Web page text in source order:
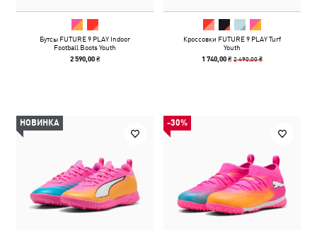
Бутсы FUTURE 9 PLAY Indoor
Football Boots Youth
2 590,00 ₴
Кроссовки FUTURE 9 PLAY Turf
Youth
1 740,00 ₴2 490,00 ₴
НОВИНКА -30%